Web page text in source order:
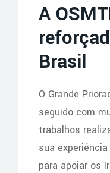
A
Brasil
O Grande
seguido com
trabalhos
sua
para apoiar os